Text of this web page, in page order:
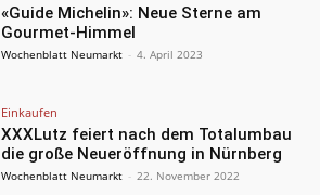
«Guide Michelin»: Neue Sterne am
Gourmet-Himmel
Wochenblatt Neumarkt - 4. April 2023
Einkaufen
XXXLutz feiert nach dem Totalumbau
die große Neueröffnung in Nürnberg
Wochenblatt Neumarkt - 22. November 2022